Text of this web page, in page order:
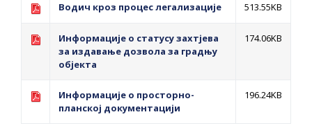
Водич кроз процес легализације 513.55KB
Информације о статусу захтјева
за издавање дозвола за градњу
објекта
174.06KB
Информације о просторно-
планској документацији
196.24KB